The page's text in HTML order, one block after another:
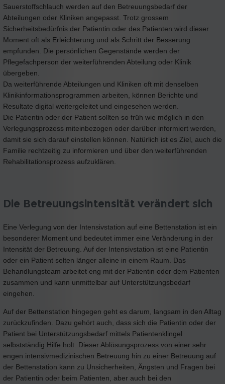
Sauerstoffschlauch werden auf den Betreuungsbedarf der
Abteilungen oder Kliniken angepasst. Trotz grossem
Sicherheitsbedürfnis der Patientin oder des Patienten wird dieser
Moment oft als Erleichterung und als Schritt der Besserung
empfunden. Die persönlichen Gegenstände werden der
Pflegefachperson der weiterführenden Abteilung oder Klinik
übergeben.
Da weiterführende Abteilungen und Kliniken oft mit denselben
Klinikinformationsprogrammen arbeiten, können Berichte und
Resultate digital weitergeleitet und eingesehen werden.
Die Patientin oder der Patient sollten so früh wie möglich in den
Verlegungsprozess miteinbezogen oder darüber informiert werden,
damit sie sich darauf einstellen können. Natürlich ist es Ziel, auch die
Familie rechtzeitig zu informieren und über den weiterführenden
Rehabilitationsprozess aufzuklären.
Die Betreuungsintensität verändert sich
Eine Verlegung von der Intensivstation auf eine Bettenstation ist ein
besonderer Moment und bedeutet immer eine Veränderung in der
Intensität der Betreuung. Auf der Intensivstation ist eine Patientin
oder ein Patient selten länger alleine in einem Raum. Das
Behandlungsteam arbeitet eng mit der Patientin oder dem Patienten
zusammen und kann unmittelbar auf Unterstützungsbedarf
eingehen.
Auf der Bettenstation hingegen geht es darum, langsam in den Alltag
zurückzufinden. Dazu gehört auch, dass sich die Patientin oder der
Patient bei Unterstützungsbedarf mittels Patientenklingel
selbstständig Hilfe holt. Dieser Ablösungsprozess von einer sehr
engen intensivmedizinischen Betreuung hin zu einer Betreuung auf
der Bettenstation kann zu Unsicherheiten, Ängsten und Fragen bei
der Patientin oder beim Patienten, aber auch bei den